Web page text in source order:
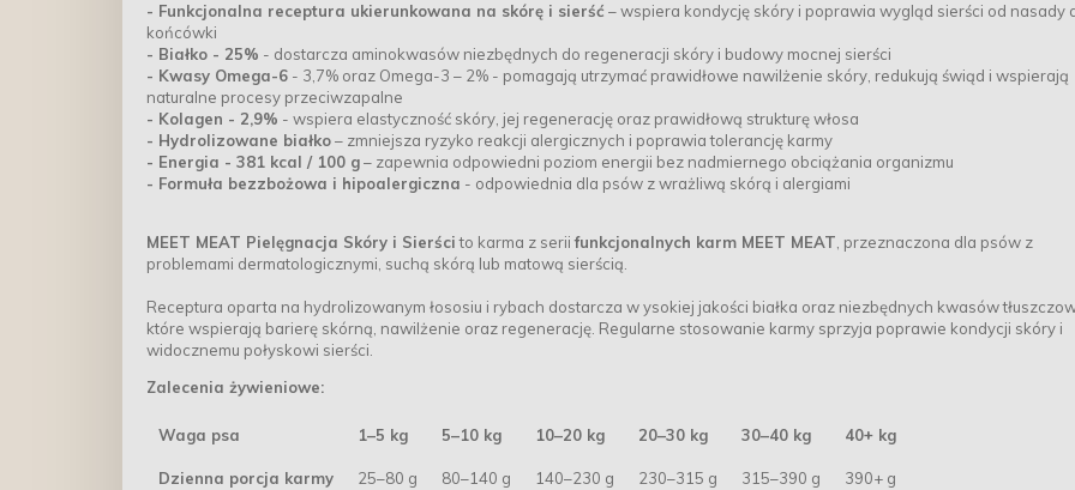
- Funkcjonalna receptura ukierunkowana na skórę i sierść – wspiera kondycję skóry i poprawia wygląd sierści od nasady
końcówki
- Białko - 25% - dostarcza aminokwasów niezbędnych do regeneracji skóry i budowy mocnej sierści
- Kwasy Omega-6 - 3,7% oraz Omega-3 – 2% - pomagają utrzymać prawidłowe nawilżenie skóry, redukują świąd i wspierają
naturalne procesy przeciwzapalne
- Kolagen - 2,9% - wspiera elastyczność skóry, jej regenerację oraz prawidłową strukturę włosa
- Hydrolizowane białko– zmniejsza ryzyko reakcji alergicznych i poprawia tolerancję karmy
- Energia - 381 kcal / 100 g– zapewnia odpowiedni poziom energii bez nadmiernego obciążania organizmu
- Formuła bezzbożowa i hipoalergiczna - odpowiednia dla psów z wrażliwą skórą i alergiami
MEET MEAT Pielęgnacja Skóry i Sierścito karma z seriifunkcjonalnych karm MEET MEAT, przeznaczona dla psów z
problemami dermatologicznymi, suchą skórą lub matową sierścią.
Receptura oparta na hydrolizowanym łososiu i rybach dostarcza w ysokiej jakości białka oraz niezbędnych kwasów
które wspierają barierę skórną, nawilżenie oraz regenerację. Regularne stosowanie karmy sprzyja poprawie kondycji skóry i
widocznemu połyskowi sierści.
Zalecenia żywieniowe:
Waga psa 1–5 kg 5–10 kg 10–20 kg 20–30 kg 30–40 kg 40+ kg
Dzienna porcja karmy 25–80 g 80–140 g 140–230 g 230–315 g 315–390 g
390+ g